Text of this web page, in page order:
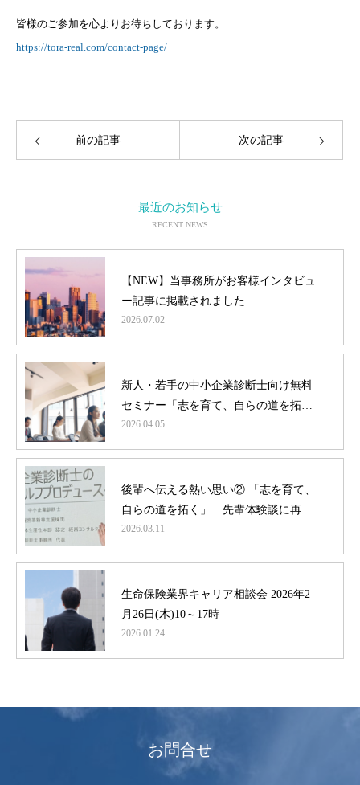
皆様のご参加を心よりお待ちしております。
https://tora-real.com/contact-page/
前の記事 次の記事
最近のお知らせ
RECENT NEWS
【NEW】当事務所がお客様インタビュ
ー記事に掲載されました
2026.07.02
新人・若手の中小企業診断士向け無料
セミナー「志を育て、自らの道を拓
く」オンラインにて開催！
2026.04.05
後輩へ伝える熱い思い② 「志を育て、
自らの道を拓く」 先輩体験談に再び
登壇
2026.03.11
生命保険業界キャリア相談会 2026年2
月26日(木)10～17時
2026.01.24
お問合せ
トラリアルとは
経営コンサルティング 事業